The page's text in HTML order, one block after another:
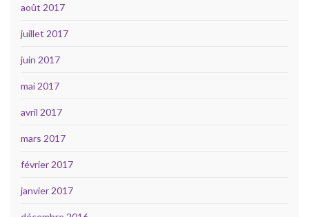
août 2017
juillet 2017
juin 2017
mai 2017
avril 2017
mars 2017
février 2017
janvier 2017